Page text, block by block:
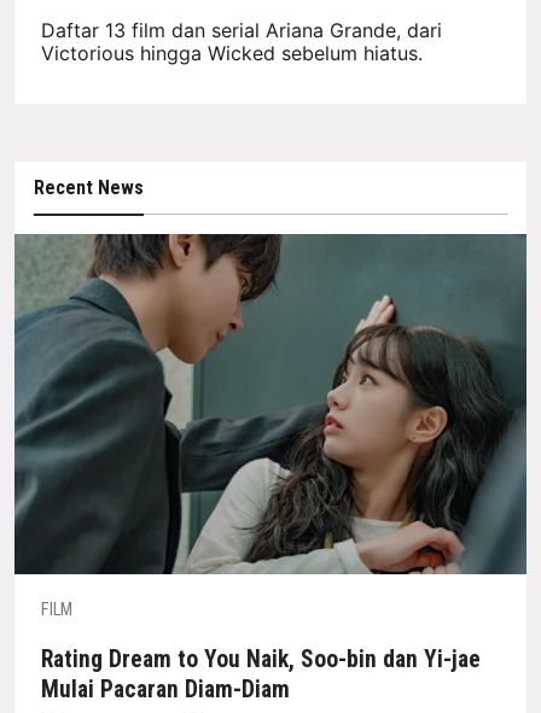
Daftar 13 film dan serial Ariana Grande, dari
Victorious hingga Wicked sebelum hiatus.
Recent News
FILM
Rating Dream to You Naik, Soo-bin dan Yi-jae
Mulai Pacaran Diam-Diam